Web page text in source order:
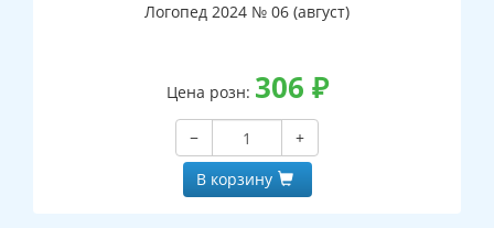
Логопед 2024 № 06 (август)
Цена розн: 306 ₽
−
+
В корзину